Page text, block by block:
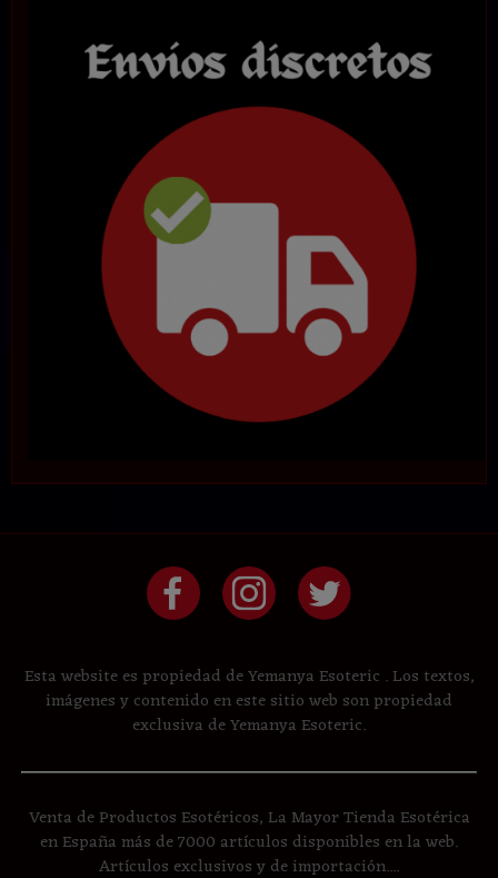
Esta website es propiedad de Yemanya Esoteric . Los textos,
imágenes y contenido en este sitio web son propiedad
exclusiva de Yemanya Esoteric.
Venta de Productos Esotéricos, La Mayor Tienda Esotérica
en España más de 7000 artículos disponibles en la web.
Artículos exclusivos y de importación....